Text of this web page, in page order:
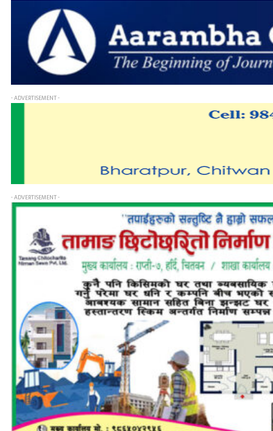
- ADVERTISEMENT -
- ADVERTISEMENT -